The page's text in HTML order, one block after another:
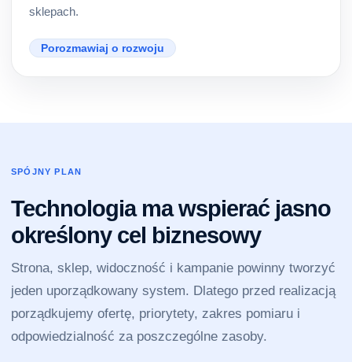
sklepach.
Porozmawiaj o rozwoju
SPÓJNY PLAN
Technologia ma wspierać jasno
określony cel biznesowy
Strona, sklep, widoczność i kampanie powinny tworzyć
jeden uporządkowany system. Dlatego przed realizacją
porządkujemy ofertę, priorytety, zakres pomiaru i
odpowiedzialność za poszczególne zasoby.